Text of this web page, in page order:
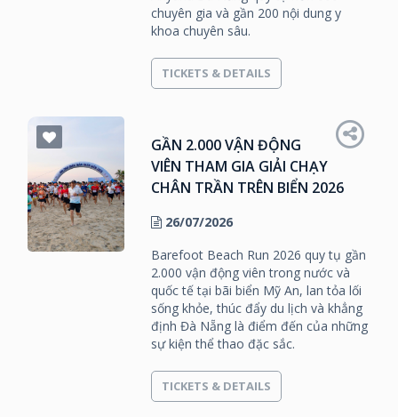
chuyên gia và gần 200 nội dung y
khoa chuyên sâu.
TICKETS & DETAILS
GẦN 2.000 VẬN ĐỘNG
VIÊN THAM GIA GIẢI CHẠY
CHÂN TRẦN TRÊN BIỂN 2026
26/07/2026
Barefoot Beach Run 2026 quy tụ gần
2.000 vận động viên trong nước và
quốc tế tại bãi biển Mỹ An, lan tỏa lối
sống khỏe, thúc đẩy du lịch và khẳng
định Đà Nẵng là điểm đến của những
sự kiện thể thao đặc sắc.
TICKETS & DETAILS